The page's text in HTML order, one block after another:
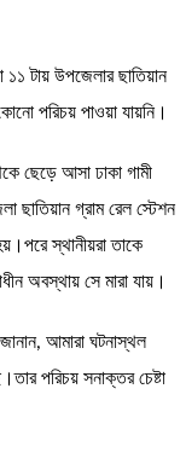
১১ টায় উপজেলার ছাতিয়ান
পরিচয় পাওয়া যায়নি।
ছেড়ে আসা ঢাকা গামী
ছাতিয়ান গ্রাম রেল স্টেশন
স্থানীয়রা তাকে
অবস্থায় সে মারা যায়।
আমারা ঘটনাস্থল
পরিচয় সনাক্তর চেষ্টা